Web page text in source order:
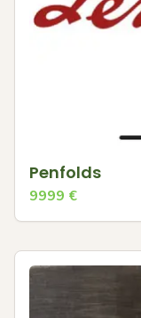
Penfolds
9999 €